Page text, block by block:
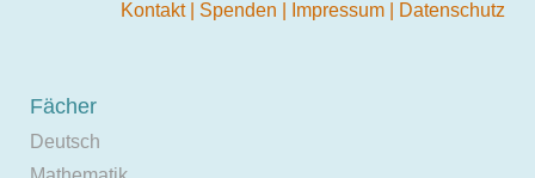
Kontakt Spenden Impressum Datenschutz
Fächer
Deutsch